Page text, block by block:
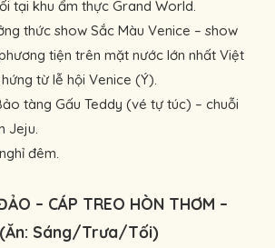
tại khu ẩm thực Grand World.
thức show Sắc Màu Venice – show
tiện trên mặt nước lớn nhất Việt
từ lễ hội Venice (Ý).
tàng Gấu Teddy (vé tự túc) – chuỗi
Jeju.
đêm.
– CÁP TREO HÒN THƠM –
(Ăn: Sáng/Trưa/Tối)